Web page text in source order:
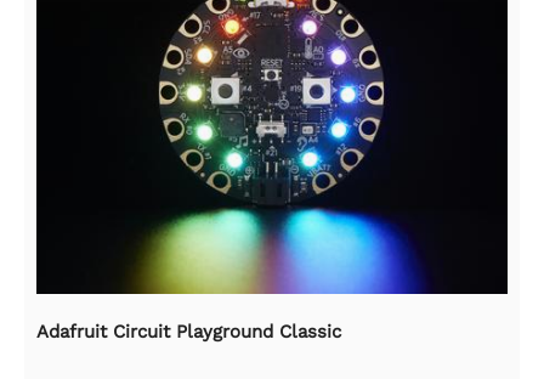
Adafruit Circuit Playground Classic